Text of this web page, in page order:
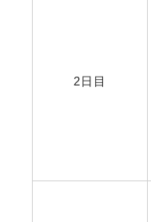
2日目